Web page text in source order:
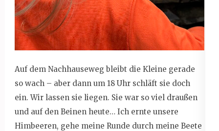
Auf dem Nachhauseweg bleibt die Kleine gerade
so wach – aber dann um 18 Uhr schläft sie doch
ein. Wir lassen sie liegen. Sie war so viel draußen
und auf den Beinen heute… Ich ernte unsere
Himbeeren, gehe meine Runde durch meine Beete